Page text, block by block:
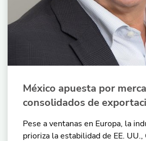
México apuesta por
consolidados de
Pese a ventanas en Europa, la
prioriza la estabilidad de EE. UU.,